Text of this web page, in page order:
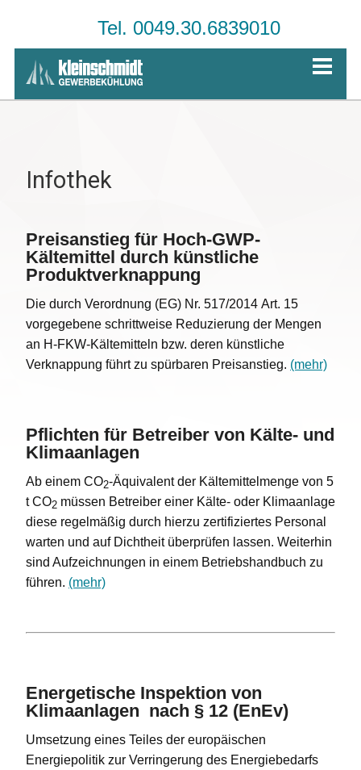
Tel. 0049.30.6839010
Infothek
Preisanstieg für Hoch-GWP-
Kältemittel durch künstliche
Produktverknappung
Die durch Verordnung (EG) Nr. 517/2014 Art. 15
vorgegebene schrittweise Reduzierung der Mengen
an H-FKW-Kältemitteln bzw. deren künstliche
Verknappung führt zu spürbaren Preisanstieg. (mehr)
Pflichten für Betreiber von Kälte- und
Klimaanlagen
Ab einem CO2-Äquivalent der Kältemittelmenge von 5
t CO2 müssen Betreiber einer Kälte- oder Klimaanlage
diese regelmäßig durch hierzu zertifiziertes Personal
warten und auf Dichtheit überprüfen lassen. Weiterhin
sind Aufzeichnungen in einem Betriebshandbuch zu
führen. (mehr)
Energetische Inspektion von
Klimaanlagen nach § 12 (EnEv)
Umsetzung eines Teiles der europäischen
Energiepolitik zur Verringerung des Energiebedarfs